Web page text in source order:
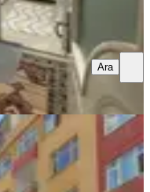
Ara
Şehrin
M² 4. Kat Fırsat